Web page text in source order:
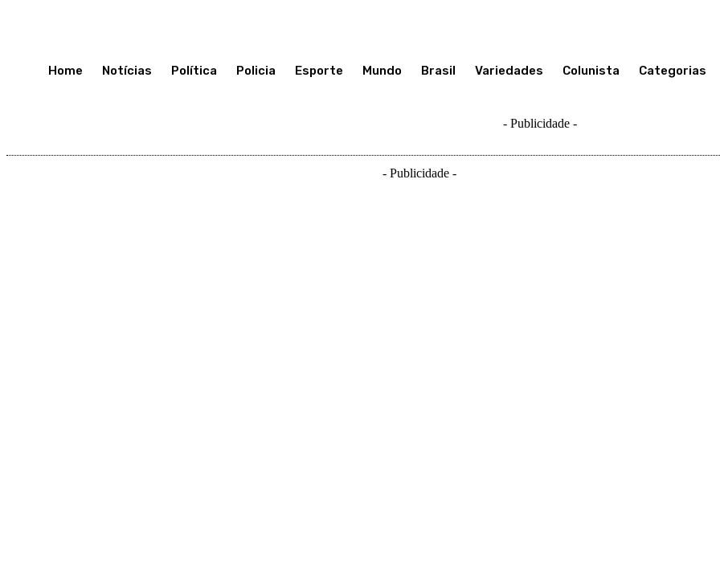
Home Notícias Política Policia Esporte Mundo Brasil Variedades Colunista Categorias
- Publicidade -
- Publicidade -